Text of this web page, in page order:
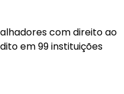
com direito ao
em 99 instituições